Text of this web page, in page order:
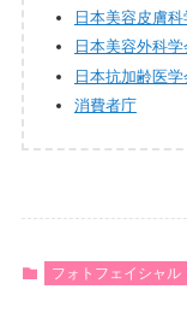
日本美容皮膚科
日本美容外科学
日本抗加齢医学
消費者庁
フォトフェイシャル